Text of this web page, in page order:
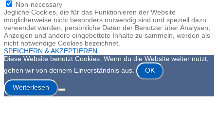
Non-necessary
Jegliche Cookies, die für das Funktionieren der Website
möglicherweise nicht besonders notwendig sind und speziell dazu
verwendet werden, persönliche Daten der Benutzer über Analysen,
Anzeigen und andere eingebettete Inhalte zu sammeln, werden als
nicht notwendige Cookies bezeichnet.
SPEICHERN & AKZEPTIEREN
Diese Website benutzt Cookies. Wenn du die Website weiter nutzt,
gehen wir von deinem Einverständnis aus.
OK
Weiterlesen